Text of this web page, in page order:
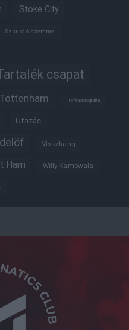
Stoke City
Szurkoló szemmel
csapat
Tottenham Trófeabibliográfia
Utazás
Visszhang
Ham Willy Kambwala